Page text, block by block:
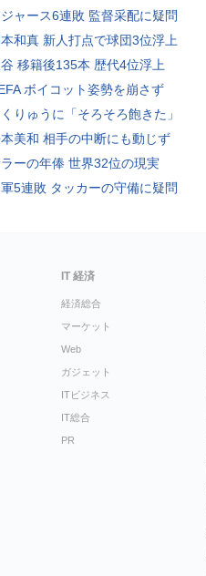
ジャース6連敗 監督采配に疑問
和真 新人打点で球団3位浮上
移籍後135本 歴代4位浮上
ボイコット姿勢を崩さず
くりゅうに「そろそろ飽きた」
美和 相手の中断にも動じず
ーの年俸 世界32位の現実
軍5連敗 タッカーの守備に疑問
IT 経済
経済総合
マーケット
Web
ガジェット
ITビジネス
IT総合
PR